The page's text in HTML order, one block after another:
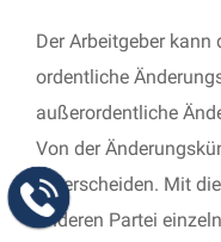
Der Arbeitgeber kann
ordentliche
außerordentliche
Von der
unterscheiden. Mit
anderen Partei